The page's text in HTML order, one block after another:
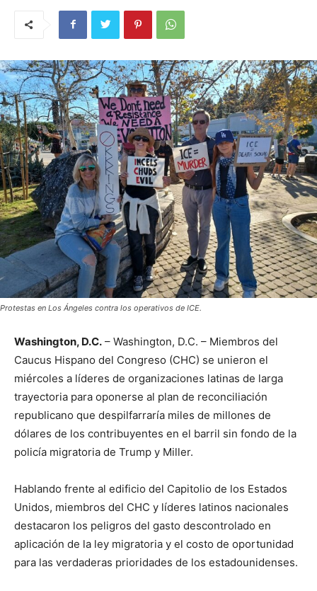
Protestas en Los Ángeles contra los operativos de ICE.
Washington, D.C. – Washington, D.C. – Miembros del
Caucus Hispano del Congreso (CHC) se unieron el
miércoles a líderes de organizaciones latinas de larga
trayectoria para oponerse al plan de reconciliación
republicano que despilfarraría miles de millones de
dólares de los contribuyentes en el barril sin fondo de la
policía migratoria de Trump y Miller.
Hablando frente al edificio del Capitolio de los Estados
Unidos, miembros del CHC y líderes latinos nacionales
destacaron los peligros del gasto descontrolado en
aplicación de la ley migratoria y el costo de oportunidad
para las verdaderas prioridades de los estadounidenses.